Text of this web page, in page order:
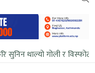
थाल्यो गोली र